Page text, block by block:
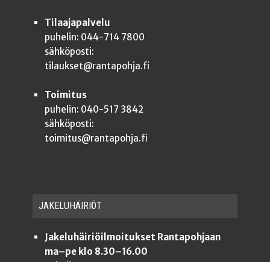
Tilaajapalvelu
puhelin: 044-714 7800
sähköposti:
tilaukset@rantapohja.fi
Toimitus
puhelin: 040-517 3842
sähköposti:
toimitus@rantapohja.fi
JAKE­LU­HÄI­RIÖT
Jakeluhäiriöilmoitukset Rantapohjaan
ma–pe klo 8.30–16.00